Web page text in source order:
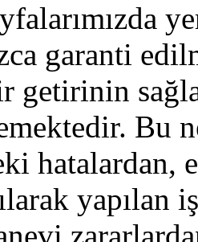
garanti
getirinin
Bu
hatalardan,
yapılan